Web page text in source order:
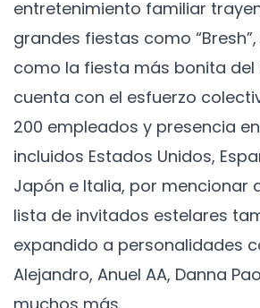
entretenimiento familiar
grandes fiestas como
como la fiesta más bonita del
cuenta con el esfuerzo
200 empleados y presencia en
incluidos Estados Unidos,
Japón e Italia, por mencionar
lista de invitados estelares
expandido a personalidades
Alejandro, Anuel AA, Danna